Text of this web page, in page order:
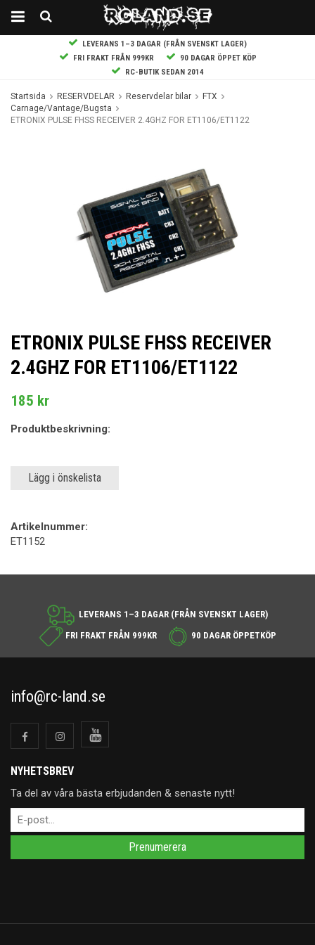
LEVERANS 1–3 DAGAR (FRÅN SVENSKT LAGER)
FRI FRAKT FRÅN 999KR
90 DAGAR ÖPPET KÖP
RC-BUTIK SEDAN 2014
Startsida RESERVDELAR Reservdelar bilar
FTX
Carnage/Vantage/Bugsta
ETRONIX PULSE FHSS RECEIVER 2.4GHZ FOR ET1106/ET1122
ETRONIX PULSE FHSS RECEIVER
2.4GHZ FOR ET1106/ET1122
185 kr
Produktbeskrivning:
Lägg i önskelista
Artikelnummer:
ET1152
LEVERANS 1–3 DAGAR (FRÅN SVENSKT LAGER)
FRI FRAKT FRÅN 999KR
90 DAGAR ÖPPETKÖP
info@rc-land.se
NYHETSBREV
Ta del av våra bästa erbjudanden & senaste nytt!
Prenumerera